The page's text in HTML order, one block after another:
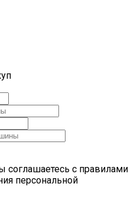
соглашаетесь с правилами
персональной